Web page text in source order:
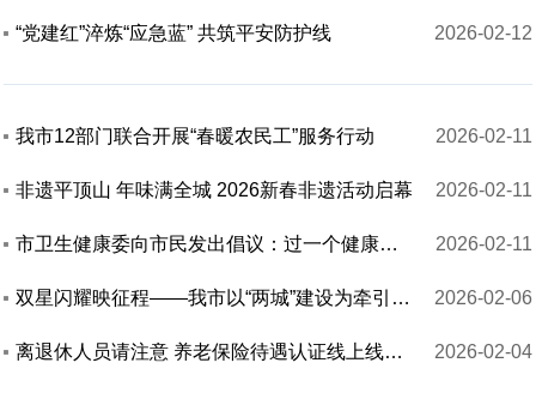
“党建红”淬炼“应急蓝” 共筑平安防护线 2026-02-12
我市12部门联合开展“春暖农民工”服务行动 2026-02-11
非遗平顶山 年味满全城 2026新春非遗活动启幕 2026-02-11
市卫生健康委向市民发出倡议：过一个健康文明绿色的新春佳节 2026-02-11
双星闪耀映征程——我市以“两城”建设为牵引发展新质生产力综述 2026-02-06
离退休人员请注意 养老保险待遇认证线上线下均可办 2026-02-04